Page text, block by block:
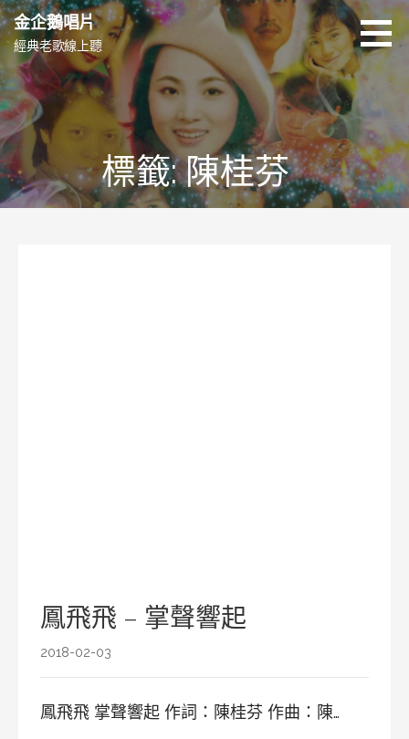
跳
至
主
要
內
容
金企鵝唱片
經典老歌線上聽
標籤: 陳桂芬
鳳飛飛 – 掌聲響起
2018-02-03
鳳飛飛 掌聲響起 作詞：陳桂芬 作曲：陳…